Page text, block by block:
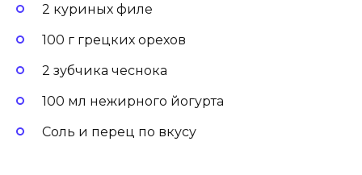
2 куриных филе
100 г грецких орехов
2 зубчика чеснока
100 мл нежирного йогурта
Соль и перец по вкусу